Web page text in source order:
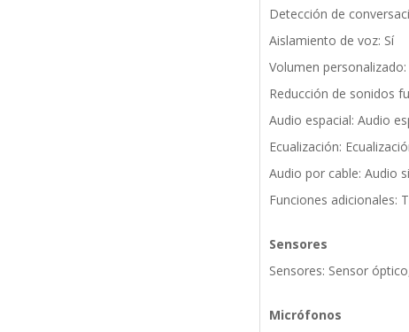
Detección de
Aislamiento de voz: Sí
Volumen personalizado:
Reducción de sonidos
Audio espacial: Audio
Ecualización:
Audio por cable: Audio
Funciones adicionales:
Sensores
Sensores: Sensor
Micrófonos